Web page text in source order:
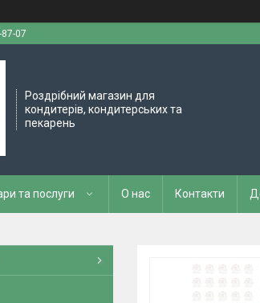
07
Роздрібний магазин для
кондитерів, кондитерських та
пекарень
та послуги О нас Контакти